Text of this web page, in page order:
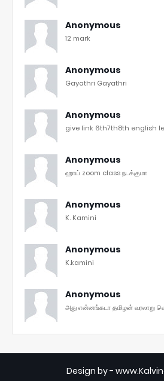
Anonymous
12 mark
Anonymous
Gayathri Gayathri
Anonymous
give link 6th7th8th english
Anonymous
ஹாய் zoom class நடக்குமா
Anonymous
K. Kamini
Anonymous
K.kamini
Anonymous
அது என்னங்கடா தமிழன் வரலாறு
Design by -